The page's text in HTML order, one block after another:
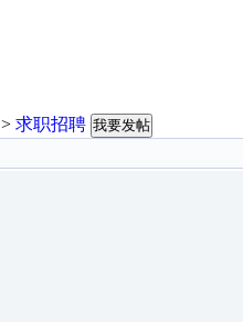
> 求职招聘 我要发帖